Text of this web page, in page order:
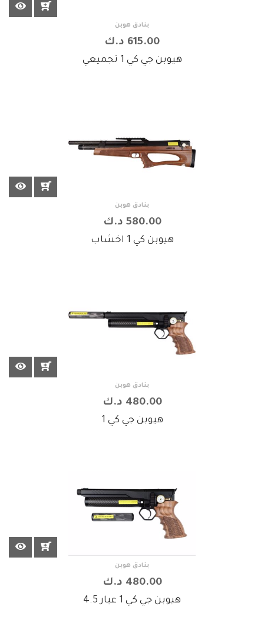
بنادق هوبن
615.00 د.ك
هيوبن جي كي 1 تجميعي
بنادق هوبن
580.00 د.ك
هيوبن كي 1 اخشاب
بنادق هوبن
480.00 د.ك
هيوبن جي كي 1
بنادق هوبن
480.00 د.ك
هيوبن جي كي 1 عيار 4.5